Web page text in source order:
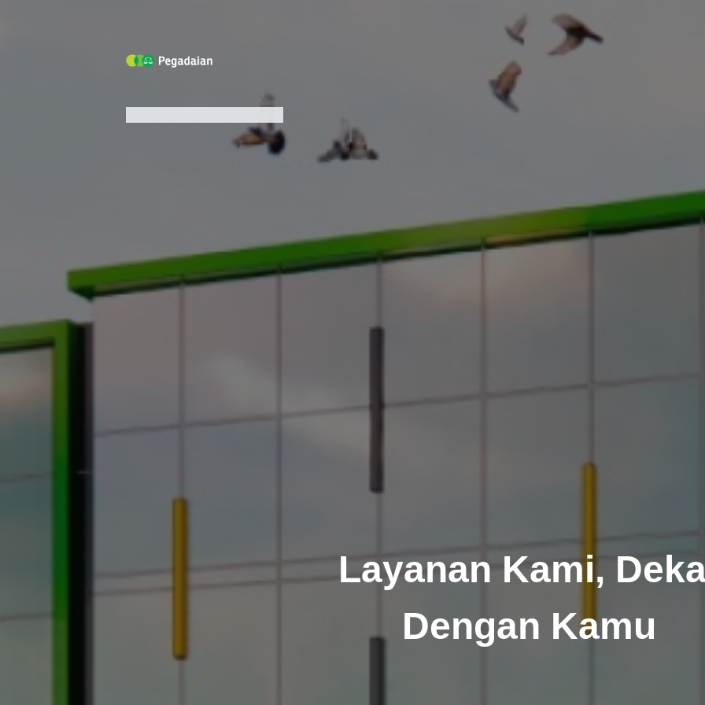
Layanan Kami,
Dengan Kamu